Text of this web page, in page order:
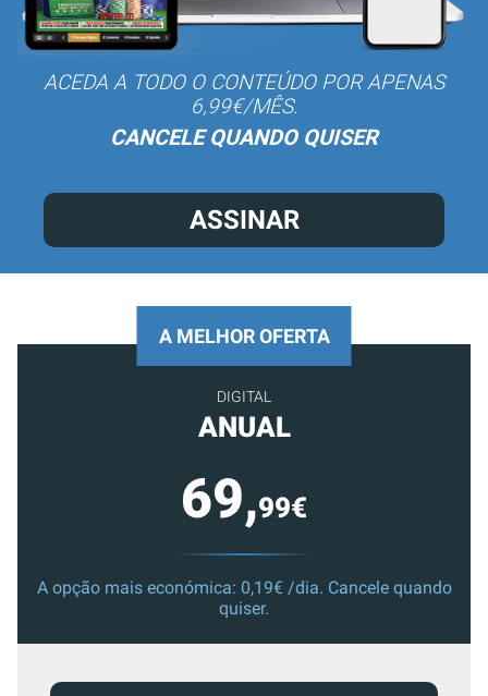
ACEDA A TODO O CONTEÚDO POR APENAS
6,99€/MÊS.
CANCELE QUANDO QUISER
ASSINAR
A MELHOR OFERTA
DIGITAL
ANUAL
69,99€
A opção mais económica: 0,19€ /dia. Cancele quando
quiser.